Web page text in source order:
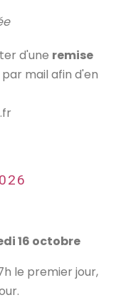
d'une remise
mail afin d'en
16 octobre
le premier jour,